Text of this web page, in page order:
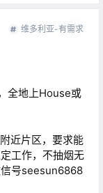
维多利亚-有需求
全地上House或
近片区，要求能
工作，不抽烟无
号seesun6868